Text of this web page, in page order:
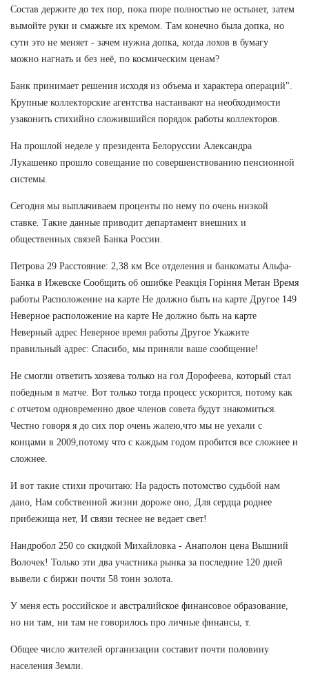
Состав держите до тех пор, пока пюре полностью не остынет, затем
вымойте руки и смажьте их кремом. Там конечно была допка, но
сути это не меняет - зачем нужна допка, когда лохов в бумагу
можно нагнать и без неё, по космическим ценам?
Банк принимает решения исходя из объема и характера операций".
Крупные коллекторские агентства настаивают на необходимости
узаконить стихийно сложившийся порядок работы коллекторов.
На прошлой неделе у президента Белоруссии Александра
Лукашенко прошло совещание по совершенствованию пенсионной
системы.
Сегодня мы выплачиваем проценты по нему по очень низкой
ставке. Такие данные приводит департамент внешних и
общественных связей Банка России.
Петрова 29 Расстояние: 2,38 км Все отделения и банкоматы Альфа-
Банка в Ижевске Сообщить об ошибке Реакція Горіння Метан Время
работы Расположение на карте Не должно быть на карте Другое 149
Неверное расположение на карте Не должно быть на карте
Неверный адрес Неверное время работы Другое Укажите
правильный адрес: Спасибо, мы приняли ваше сообщение!
Не смогли ответить хозяева только на гол Дорофеева, который стал
победным в матче. Вот только тогда процесс ускорится, потому как
с отчетом одновременно двое членов совета будут знакомиться.
Честно говоря я до сих пор очень жалею,что мы не уехали с
концами в 2009,потому что с каждым годом пробится все сложнее и
сложнее.
И вот такие стихи прочитаю: На радость потомство судьбой нам
дано, Нам собственной жизни дороже оно, Для сердца роднее
прибежища нет, И связи теснее не ведает свет!
Нандробол 250 со скидкой Михайловка - Анаполон цена Вышний
Волочек! Только эти два участника рынка за последние 120 дней
вывели с биржи почти 58 тонн золота.
У меня есть российское и австралийское финансовое образование,
но ни там, ни там не говорилось про личные финансы, т.
Общее число жителей организации составит почти половину
населения Земли.